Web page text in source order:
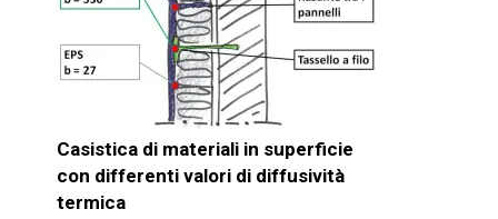
Casistica di materiali in superficie
con differenti valori di diffusività
termica